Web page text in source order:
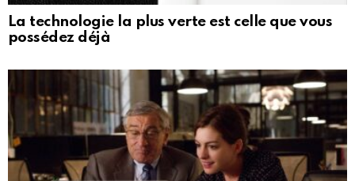
La technologie la plus verte est celle que vous
possédez déjà